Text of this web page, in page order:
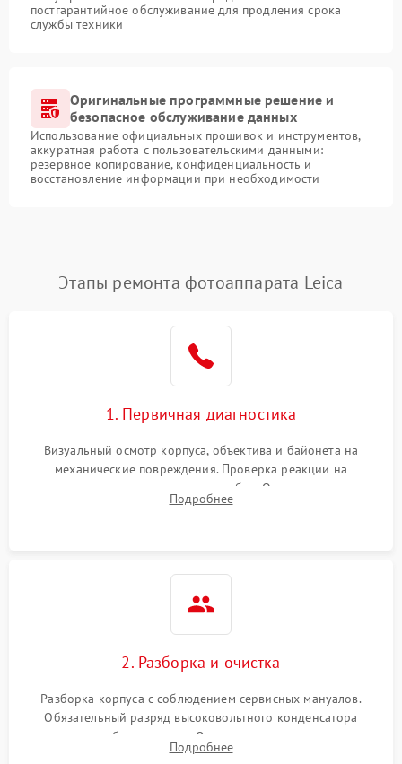
постгарантийное обслуживание для продления срока
службы техники
Оригинальные программные решение и
безопасное обслуживание данных
Использование официальных прошивок и инструментов,
аккуратная работа с пользовательскими данными:
резервное копирование, конфиденциальность и
восстановление информации при необходимости
Этапы ремонта фотоаппарата Leica
1. Первичная диагностика
Визуальный осмотр корпуса, объектива и байонета на
механические повреждения. Проверка реакции на
включение, считывание кодов ошибок. Оценка состояния
матрицы и затвора, проверка работы автофокуса и вспышки.
Подробнее
2. Разборка и очистка
Разборка корпуса с соблюдением сервисных мануалов.
Обязательный разряд высоковольтного конденсатора
вспышки для безопасности. Очистка внутренних узлов от
пыли, песка и следов влаги с помощью спецсредств.
Подробнее